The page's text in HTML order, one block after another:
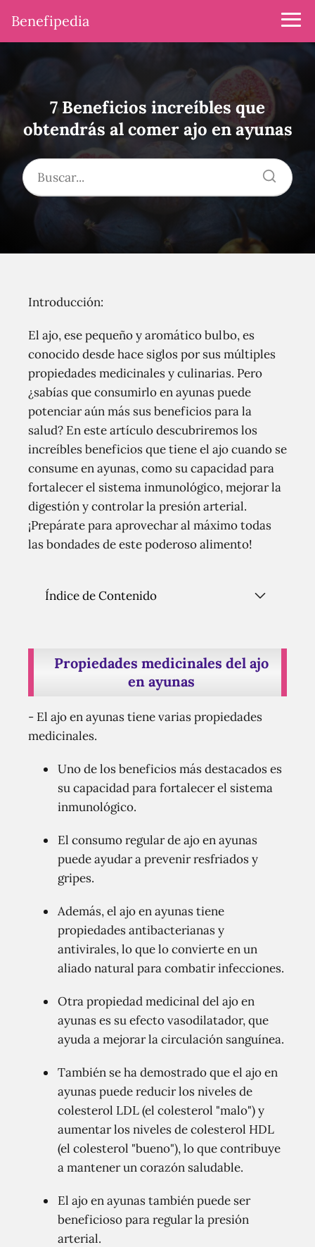
Benefipedia
7 Beneficios increíbles que
obtendrás al comer ajo en ayunas
Introducción:
El ajo, ese pequeño y aromático bulbo, es
conocido desde hace siglos por sus múltiples
propiedades medicinales y culinarias. Pero
¿sabías que consumirlo en ayunas puede
potenciar aún más sus beneficios para la
salud? En este artículo descubriremos los
increíbles beneficios que tiene el ajo cuando se
consume en ayunas, como su capacidad para
fortalecer el sistema inmunológico, mejorar la
digestión y controlar la presión arterial.
¡Prepárate para aprovechar al máximo todas
las bondades de este poderoso alimento!
Índice de Contenido
Propiedades medicinales del ajo
en ayunas
- El ajo en ayunas tiene varias propiedades
medicinales.
Uno de los beneficios más destacados es
su capacidad para fortalecer el sistema
inmunológico.
El consumo regular de ajo en ayunas
puede ayudar a prevenir resfriados y
gripes.
Además, el ajo en ayunas tiene
propiedades antibacterianas y
antivirales, lo que lo convierte en un
aliado natural para combatir infecciones.
Otra propiedad medicinal del ajo en
ayunas es su efecto vasodilatador, que
ayuda a mejorar la circulación sanguínea.
También se ha demostrado que el ajo en
ayunas puede reducir los niveles de
colesterol LDL (el colesterol "malo") y
aumentar los niveles de colesterol HDL
(el colesterol "bueno"), lo que contribuye
a mantener un corazón saludable.
El ajo en ayunas también puede ser
beneficioso para regular la presión
arterial.